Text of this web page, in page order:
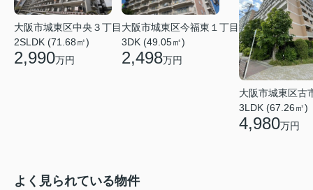
大阪市城東区中央３丁目
2SLDK (71.68㎡)
2,990万円
大阪市城東区今福東１丁目
3DK (49.05㎡)
2,498万円
大阪市城東区古
3LDK (67.26㎡)
4,980万円
よく見られている物件